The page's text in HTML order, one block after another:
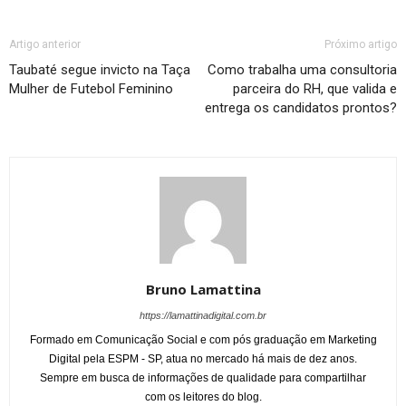
Artigo anterior
Taubaté segue invicto na Taça
Mulher de Futebol Feminino
Próximo artigo
Como trabalha uma consultoria
parceira do RH, que valida e
entrega os candidatos prontos?
Bruno Lamattina
https://lamattinadigital.com.br
Formado em Comunicação Social e com pós graduação em Marketing
Digital pela ESPM - SP, atua no mercado há mais de dez anos.
Sempre em busca de informações de qualidade para compartilhar
com os leitores do blog.